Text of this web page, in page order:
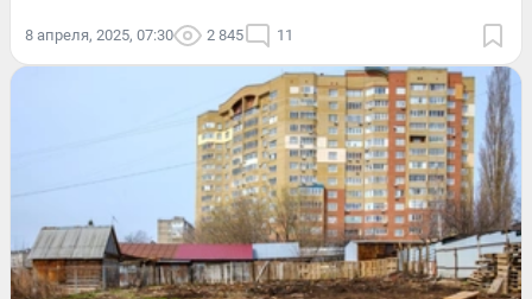
8 апреля, 2025, 07:30 2 845 11